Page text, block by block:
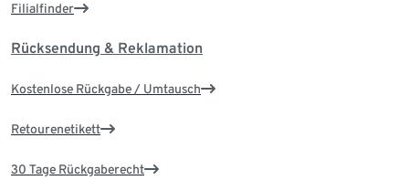
Filialfinder
Rücksendung & Reklamation
Kostenlose Rückgabe / Umtausch
Retourenetikett
30 Tage Rückgaberecht